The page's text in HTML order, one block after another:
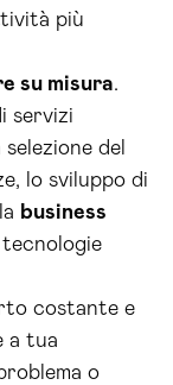
più
su misura.
servizi
del
lo sviluppo di
business
costante e
a tua
o